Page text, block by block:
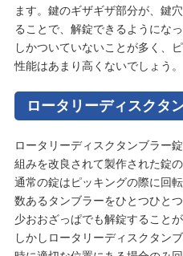
ます。鍵のギザギザ部分が、鍵
ることで、解錠できるようにな
しかついていないことが多く、
性能はあまり高くないでしょう。
ロータリーディスクタ
ロータリーディスクタンブラー
組みを改良されて製作された錠の
通常の錠はピッキングの際に回
数あるタンブラーをひとつひと
少おおざっぱでも解錠することが
しかしロータリーディスクタン